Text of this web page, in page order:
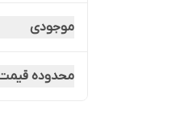
موجودی
محدوده